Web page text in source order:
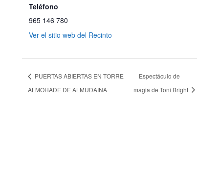
Teléfono
965 146 780
Ver el sitio web del Recinto
PUERTAS ABIERTAS EN TORRE
ALMOHADE DE ALMUDAINA
Espectáculo de
magia de Toni Bright